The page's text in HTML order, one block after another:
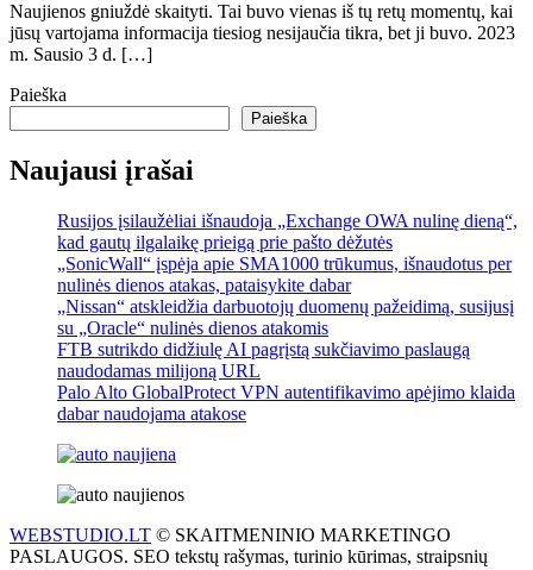
Naujienos gniuždė skaityti. Tai buvo vienas iš tų retų momentų, kai
jūsų vartojama informacija tiesiog nesijaučia tikra, bet ji buvo. 2023
m. Sausio 3 d. […]
Paieška
Paieška
Naujausi įrašai
Rusijos įsilaužėliai išnaudoja „Exchange OWA nulinę dieną“,
kad gautų ilgalaikę prieigą prie pašto dėžutės
„SonicWall“ įspėja apie SMA1000 trūkumus, išnaudotus per
nulinės dienos atakas, pataisykite dabar
„Nissan“ atskleidžia darbuotojų duomenų pažeidimą, susijusį
su „Oracle“ nulinės dienos atakomis
FTB sutrikdo didžiulę AI pagrįstą sukčiavimo paslaugą
naudodamas milijoną URL
Palo Alto GlobalProtect VPN autentifikavimo apėjimo klaida
dabar naudojama atakose
WEBSTUDIO.LT © SKAITMENINIO MARKETINGO
PASLAUGOS. SEO tekstų rašymas, turinio kūrimas, straipsnių